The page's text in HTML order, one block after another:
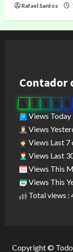
Rafael Santos
Contador
3 1 0 5
Views Today
Views
Views Last 7
Views Last
Views This
Views This
Total views :
Copyright ©